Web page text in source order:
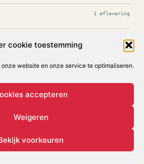
cookie toestemming
website en onze service te optimaliseren.
accepteren
Weigeren
voorkeuren
1 aflevering
1 aflevering